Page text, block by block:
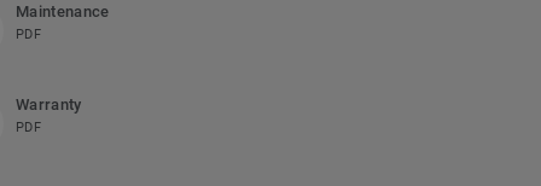
Maintenance
PDF
Warranty
PDF